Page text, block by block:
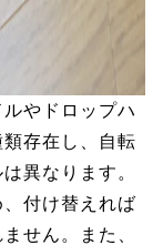
やドロップハ
存在し、自転
異なります。
付け替えれば
せん。また、